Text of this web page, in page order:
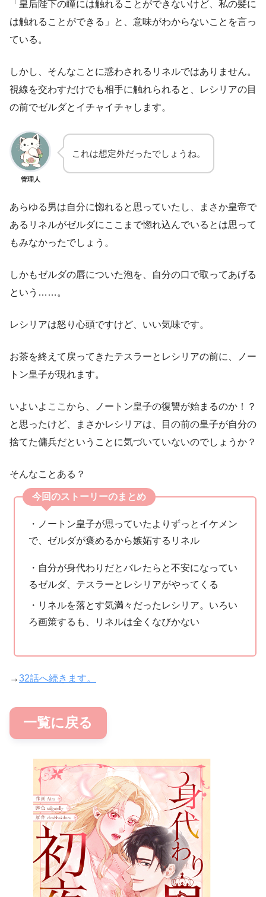
「皇后陛下の瞳には触れることができないけど、私の髪に
は触れることができる」と、意味がわからないことを言っ
ている。
しかし、そんなことに惑わされるリネルではありません。
視線を交わすだけでも相手に触れられると、レシリアの目
の前でゼルダとイチャイチャします。
管理人
これは想定外だったでしょうね。
あらゆる男は自分に惚れると思っていたし、まさか皇帝で
あるリネルがゼルダにここまで惚れ込んでいるとは思って
もみなかったでしょう。
しかもゼルダの唇についた泡を、自分の口で取ってあげる
という……。
レシリアは怒り心頭ですけど、いい気味です。
お茶を終えて戻ってきたテスラーとレシリアの前に、ノー
トン皇子が現れます。
いよいよここから、ノートン皇子の復讐が始まるのか！？
と思ったけど、まさかレシリアは、目の前の皇子が自分の
捨てた傭兵だということに気づいていないのでしょうか？
そんなことある？
今回のストーリーのまとめ
・ノートン皇子が思っていたよりずっとイケメン
で、ゼルダが褒めるから嫉妬するリネル
・自分が身代わりだとバレたらと不安になってい
るゼルダ、テスラーとレシリアがやってくる
・リネルを落とす気満々だったレシリア。いろい
ろ画策するも、リネルは全くなびかない
→32話へ続きます。
一覧に戻る